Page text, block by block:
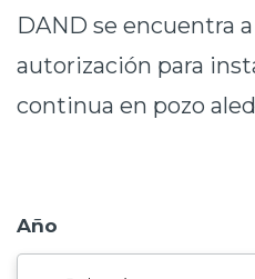
Prensa
Trabaja en Codelco
Transparencia activa
Acceso trabajadores/as
DAND se encuentra
autorización para
continua en pozo
Año